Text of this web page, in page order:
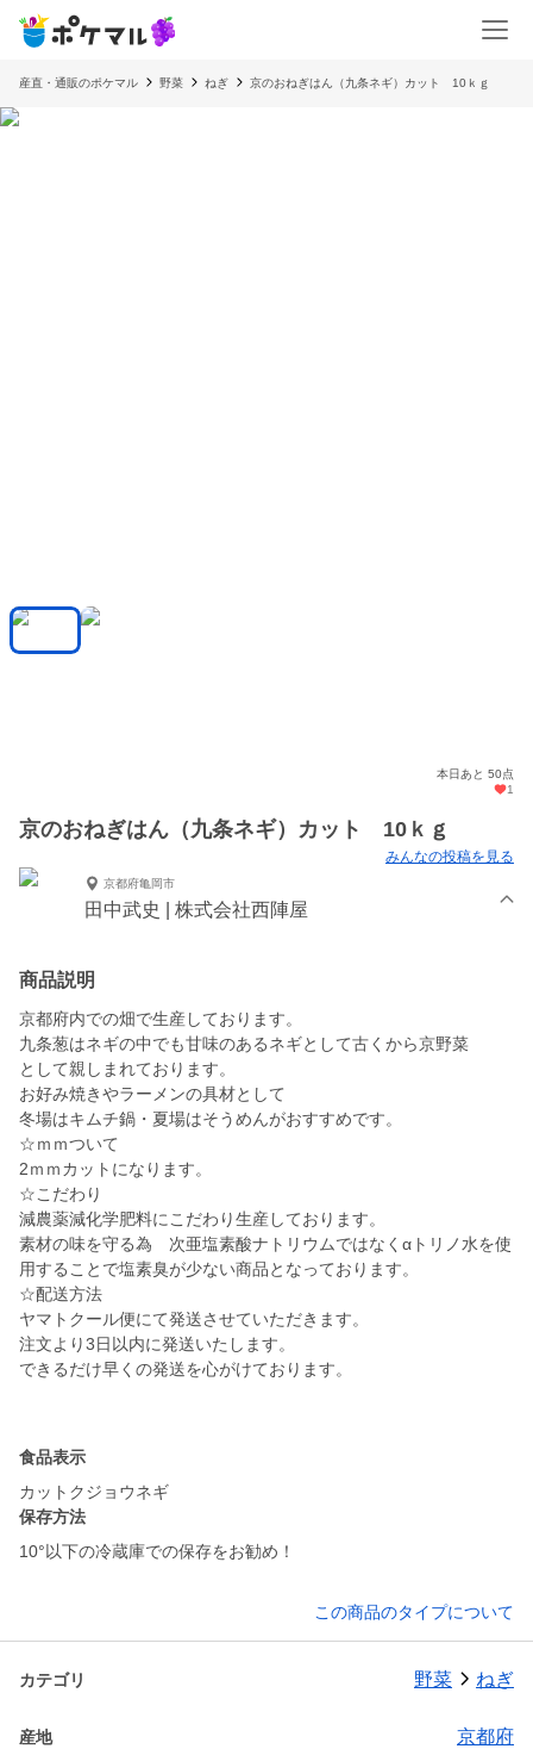
産直・通販のポケマル 野菜 ねぎ 京のおねぎはん（九条ネギ）カット 10ｋｇ
本日あと 50点
1
京のおねぎはん（九条ネギ）カット 10ｋｇ
みんなの投稿を見る
京都府亀岡市
田中武史 | 株式会社西陣屋
商品説明
京都府内での畑で生産しております。
九条葱はネギの中でも甘味のあるネギとして古くから京野菜
として親しまれております。
お好み焼きやラーメンの具材として
冬場はキムチ鍋・夏場はそうめんがおすすめです。
☆ｍｍついて
2ｍｍカットになります。
☆こだわり
減農薬減化学肥料にこだわり生産しております。
素材の味を守る為 次亜塩素酸ナトリウムではなくαトリノ水を使
用することで塩素臭が少ない商品となっております。
☆配送方法
ヤマトクール便にて発送させていただきます。
注文より3日以内に発送いたします。
できるだけ早くの発送を心がけております。
食品表示
カットクジョウネギ
保存方法
10°以下の冷蔵庫での保存をお勧め！
この商品のタイプについて
カテゴリ 野菜 ねぎ
産地 京都府